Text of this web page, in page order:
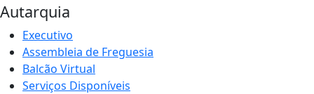
Autarquia
Executivo
Assembleia de Freguesia
Balcão Virtual
Serviços Disponíveis